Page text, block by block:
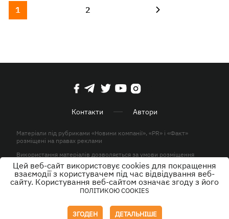
1 2
Контакти Автори
Матеріали під рубриками «Новини компанії», «PR» і «Факт»
розміщені на правах реклами
Використання матеріалів дозволяється за умови розміщення
активного гіперпосилання на KP.UA в першому абзаці.
© ТОВ «ЮЛАВ МЕДІА» 2026. Всі права захищені.
Цей веб-сайт використовує cookies для покращення
взаємодії з користувачем під час відвідування веб-
сайту. Користування веб-сайтом означає згоду з його
ПОЛІТИКОЮ COOKIES
ЗГОДЕН ДЕТАЛЬНІШЕ